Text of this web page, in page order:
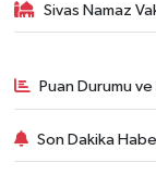
Sivas Namaz
Puan Durumu
Son Dakika